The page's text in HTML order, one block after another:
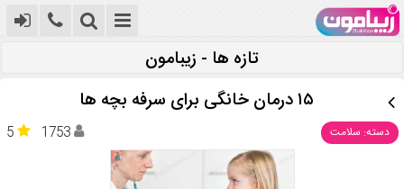
تازه ها - زیبامون
۱۵ درمان خانگی برای سرفه بچه‌ ها
دسته: سلامت 5 1753